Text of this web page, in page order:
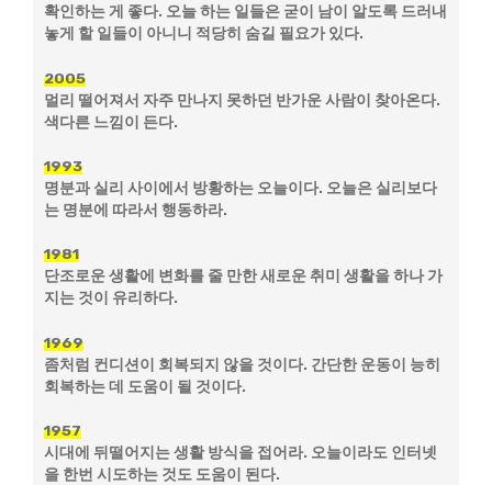
확인하는 게 좋다. 오늘 하는 일들은 굳이 남이 알도록 드러내
놓게 할 일들이 아니니 적당히 숨길 필요가 있다.
2005
멀리 떨어져서 자주 만나지 못하던 반가운 사람이 찾아온다.
색다른 느낌이 든다.
1993
명분과 실리 사이에서 방황하는 오늘이다. 오늘은 실리보다
는 명분에 따라서 행동하라.
1981
단조로운 생활에 변화를 줄 만한 새로운 취미 생활을 하나 가
지는 것이 유리하다.
1969
좀처럼 컨디션이 회복되지 않을 것이다. 간단한 운동이 능히
회복하는 데 도움이 될 것이다.
1957
시대에 뒤떨어지는 생활 방식을 접어라. 오늘이라도 인터넷
을 한번 시도하는 것도 도움이 된다.